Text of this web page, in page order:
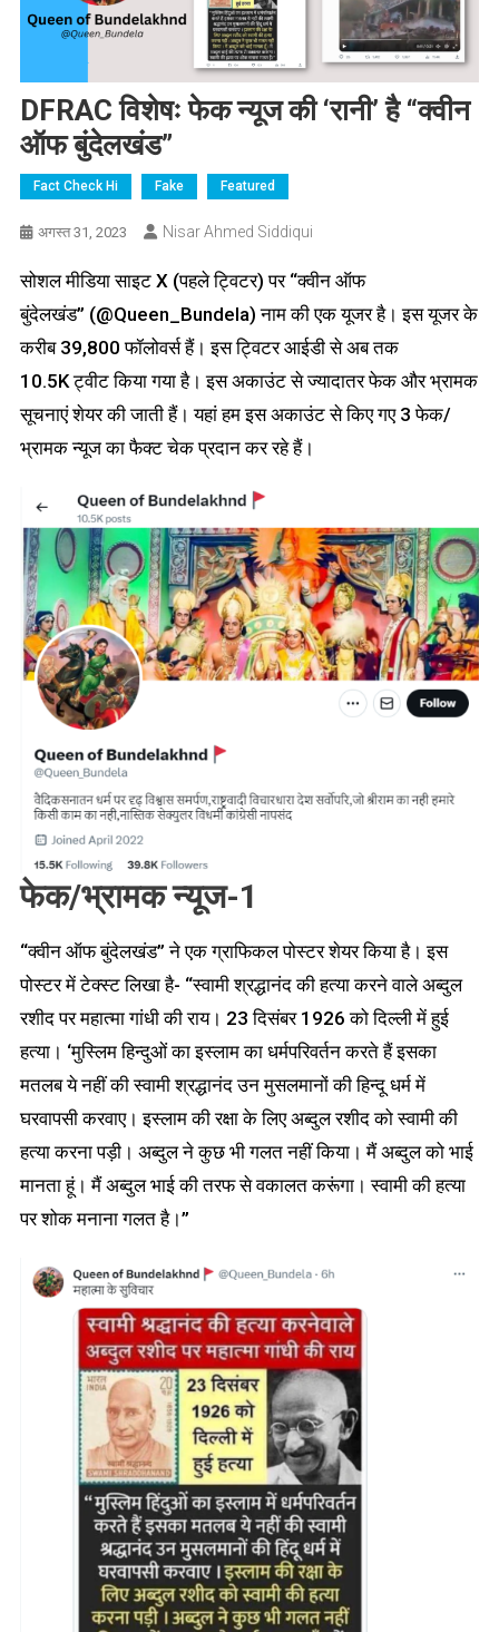
DFRAC विशेषः फेक न्यूज की ‘रानी’ है “क्वीन
ऑफ बुंदेलखंड”
Fact Check Hi Fake Featured
अगस्त 31, 2023 Nisar Ahmed Siddiqui
सोशल मीडिया साइट X (पहले ट्विटर) पर “क्वीन ऑफ
बुंदेलखंड” (@Queen_Bundela) नाम की एक यूजर है। इस यूजर के
करीब 39,800 फॉलोवर्स हैं। इस ट्विटर आईडी से अब तक
10.5K ट्वीट किया गया है। इस अकाउंट से ज्यादातर फेक और भ्रामक
सूचनाएं शेयर की जाती हैं। यहां हम इस अकाउंट से किए गए 3 फेक/
भ्रामक न्यूज का फैक्ट चेक प्रदान कर रहे हैं।
फेक/भ्रामक न्यूज-1
“क्वीन ऑफ बुंदेलखंड” ने एक ग्राफिकल पोस्टर शेयर किया है। इस
पोस्टर में टेक्स्ट लिखा है- “स्वामी श्रद्धानंद की हत्या करने वाले अब्दुल
रशीद पर महात्मा गांधी की राय। 23 दिसंबर 1926 को दिल्ली में हुई
हत्या। ‘मुस्लिम हिन्दुओं का इस्लाम का धर्मपरिवर्तन करते हैं इसका
मतलब ये नहीं की स्वामी श्रद्धानंद उन मुसलमानों की हिन्दू धर्म में
घरवापसी करवाए। इस्लाम की रक्षा के लिए अब्दुल रशीद को स्वामी की
हत्या करना पड़ी। अब्दुल ने कुछ भी गलत नहीं किया। मैं अब्दुल को भाई
मानता हूं। मैं अब्दुल भाई की तरफ से वकालत करूंगा। स्वामी की हत्या
पर शोक मनाना गलत है।”